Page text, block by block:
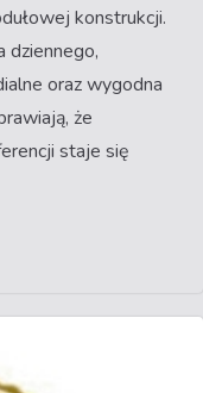
konstrukcji.
dziennego,
oraz wygodna
że
staje się